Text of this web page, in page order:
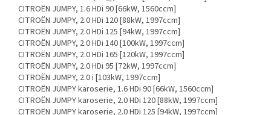
CITROËN JUMPY, 1.6 HDi 90 [66kW, 1560ccm]
CITROËN JUMPY, 2.0 HDi 120 [88kW, 1997ccm]
CITROËN JUMPY, 2.0 HDi 125 [94kW, 1997ccm]
CITROËN JUMPY, 2.0 HDi 140 [100kW, 1997ccm]
CITROËN JUMPY, 2.0 HDi 165 [120kW, 1997ccm]
CITROËN JUMPY, 2.0 HDi 95 [72kW, 1997ccm]
CITROËN JUMPY, 2.0 i [103kW, 1997ccm]
CITROËN JUMPY karoserie, 1.6 HDi 90 [66kW, 1560ccm]
CITROËN JUMPY karoserie, 2.0 HDi 120 [88kW, 1997ccm]
CITROËN JUMPY karoserie, 2.0 HDi 125 [94kW, 1997ccm]